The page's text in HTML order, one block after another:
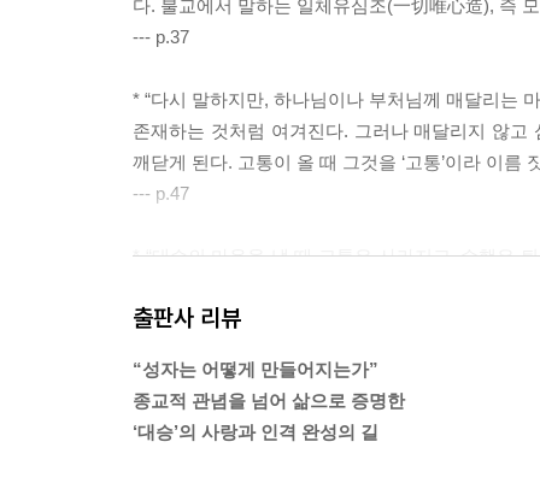
다. 불교에서 말하는 일체유심조(一切唯心造), 즉
--- p.37
* “다시 말하지만, 하나님이나 부처님께 매달리는
존재하는 것처럼 여겨진다. 그러나 매달리지 않
깨닫게 된다. 고통이 올 때 그것을 ‘고통’이라 이
--- p.47
* “대승의 마음을 낼 때 고통은 사라지고, 수행은
--- p.93
* “사람들은 대부분 위기가 닥치면 정면으로 맞
하거나 숨기보다, 위기라는 생각을 부처님께 바치
--- p.116
출판사 리뷰
“성자는 어떻게 만들어지는가”
종교적 관념을 넘어 삶으로 증명한
‘대승’의 사랑과 인격 완성의 길